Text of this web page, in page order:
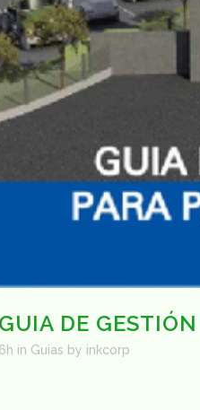
GUIA DE
in Guias by inkcorp